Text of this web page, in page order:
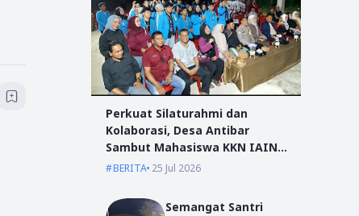
Perkuat Silaturahmi dan
Kolaborasi, Desa Antibar
Sambut Mahasiswa KKN IAIN
Pontianak dan UM Pontianak
BERITA 25 Jul 2026
Semangat Santri